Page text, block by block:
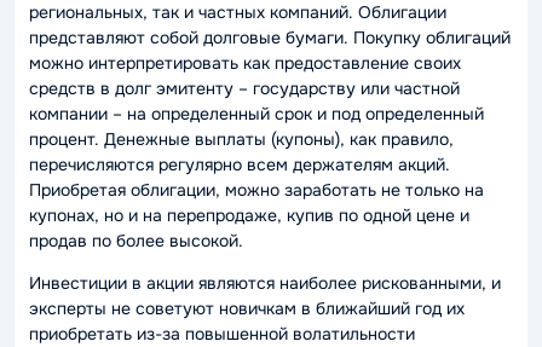
региональных, так и частных компаний. Облигации
представляют собой долговые бумаги. Покупку облигаций
можно интерпретировать как предоставление своих
средств в долг эмитенту – государству или частной
компании – на определенный срок и под определенный
процент. Денежные выплаты (купоны), как правило,
перечисляются регулярно всем держателям акций.
Приобретая облигации, можно заработать не только на
купонах, но и на перепродаже, купив по одной цене и
продав по более высокой.
Инвестиции в акции являются наиболее рискованными, и
эксперты не советуют новичкам в ближайший год их
приобретать из-за повышенной волатильности